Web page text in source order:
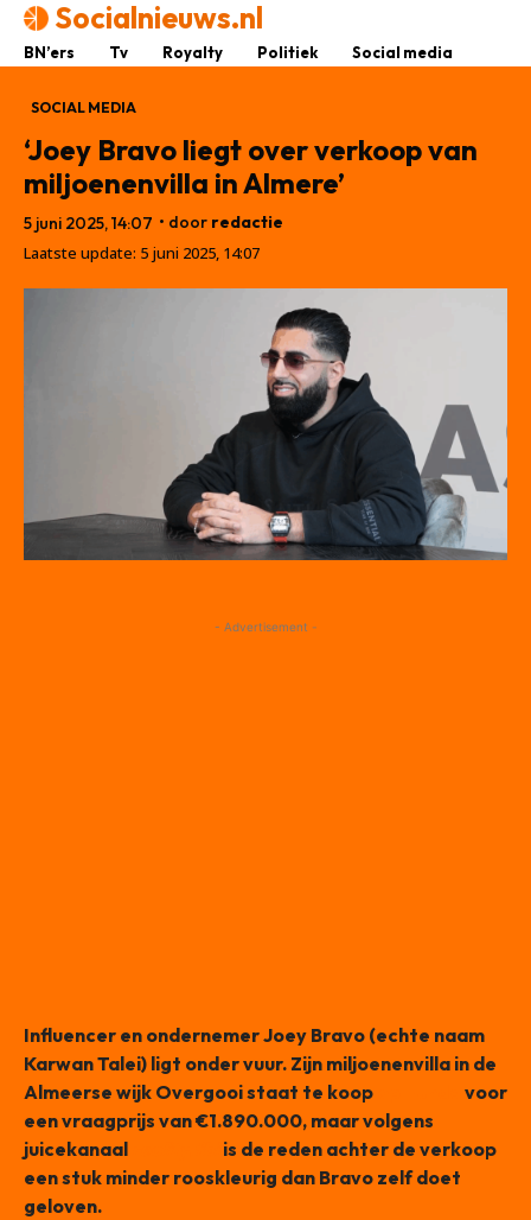
Socialnieuws.nl
BN’ers Tv Royalty Politiek Social media
SOCIAL MEDIA
‘Joey Bravo liegt over verkoop van
miljoenenvilla in Almere’
5 juni 2025, 14:07 • door redactie
Laatste update: 5 juni 2025, 14:07
- Advertisement -
Influencer en ondernemer Joey Bravo (echte naam
Karwan Talei) ligt onder vuur. Zijn miljoenenvilla in de
Almeerse wijk Overgooi staat te koop
voor
een vraagprijs van €1.890.000, maar volgens
juicekanaal
is de reden achter de verkoop
een stuk minder rooskleurig dan Bravo zelf doet
geloven.